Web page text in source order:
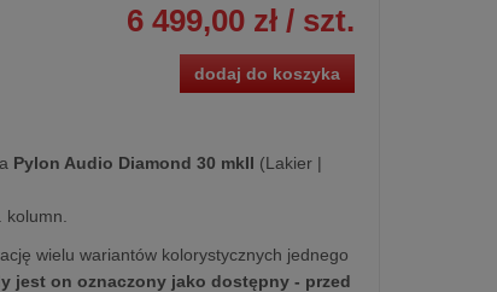
6 499,00 zł/ szt.
dodaj do koszyka
Pylon Audio Diamond 30 mkII (Lakier |
wielu wariantów kolorystycznych jednego
jest on oznaczony jako dostępny - przed